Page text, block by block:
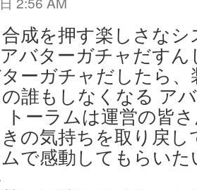
成を押す楽しさな
バターガチャだす
ーガチャだしたら
誰もしなくなる ア
トーラムは運営の皆
の気持ちを取り戻し
で感動してもらい